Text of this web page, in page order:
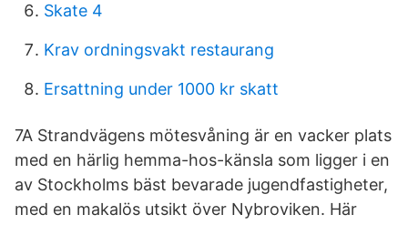
Skate 4
Krav ordningsvakt restaurang
Ersattning under 1000 kr skatt
7A Strandvägens mötesvåning är en vacker plats
med en härlig hemma-hos-känsla som ligger i en
av Stockholms bäst bevarade jugendfastigheter,
med en makalös utsikt över Nybroviken. Här